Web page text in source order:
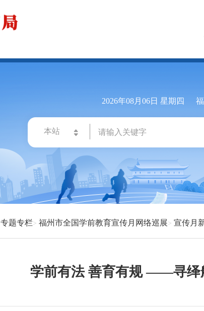
2026年08月06日 星期四
专题专栏 福州市全国学前教育宣传月网络巡展 宣传月
学前有法 善育有规 ——寻绎